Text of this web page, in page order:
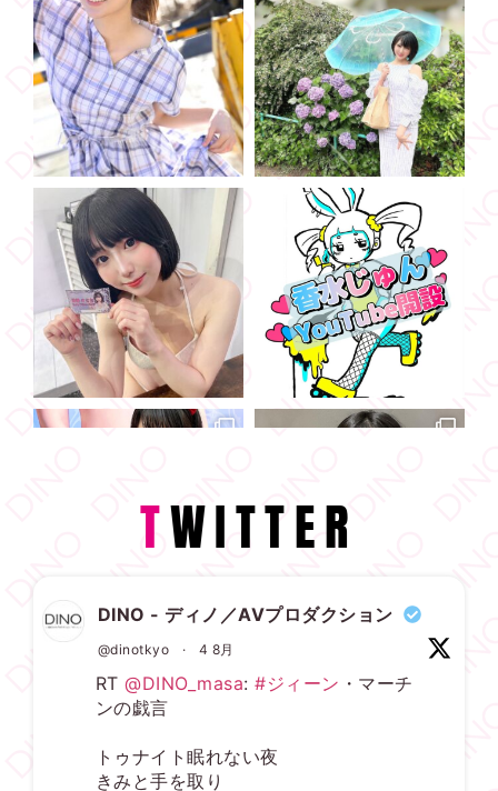
TWITTER
DINO - ディノ／AVプロダクション
@dinotkyo · 4 8月
RT@DINO_masa:#ジィーン ・マーチ
ンの戯言
トゥナイト眠れない夜
きみと手を取り